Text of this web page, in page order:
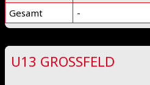
Gesamt
-
U13 GROSSFELD